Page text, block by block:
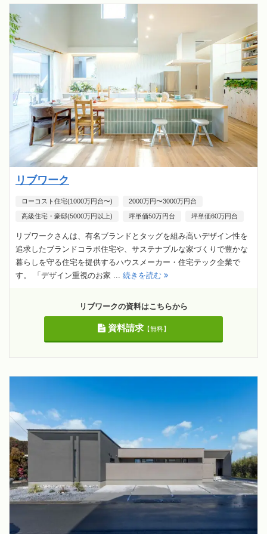
リブワーク
ローコスト住宅(1000万円台〜) 2000万円〜3000万円台
高級住宅・豪邸(5000万円以上) 坪単価50万円台 坪単価60万円台
リブワークさんは、有名ブランドとタッグを組み高いデザイン性を
追求したブランドコラボ住宅や、サステナブルな家づくりで豊かな
暮らしを守る住宅を提供するハウスメーカー・住宅テック企業で
す。 「デザイン重視のお家 ... 続きを読む
リブワークの資料はこちらから
資料請求【無料】